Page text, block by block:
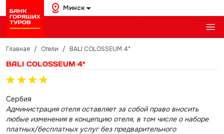
Минск
Главная / Отели / BALI COLOSSEUM 4*
BALI COLOSSEUM 4*
Сербия
Администрация отеля оставляет за собой право вносить
любые изменения в концепцию отеля, в том числе о наборе
платных/бесплатных услуг без предварительного